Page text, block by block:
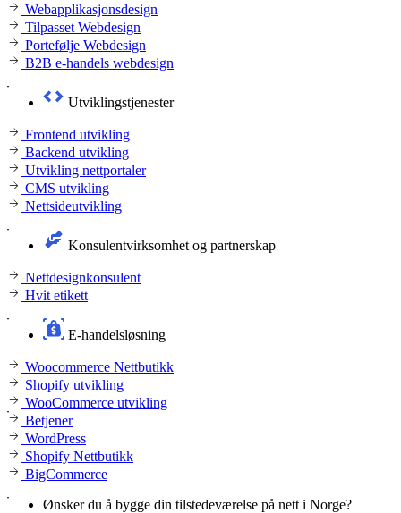
Webapplikasjonsdesign
Tilpasset Webdesign
Portefølje Webdesign
B2B e-handels webdesign
Utviklingstjenester
Frontend utvikling
Backend utvikling
Utvikling nettportaler
CMS utvikling
Nettsideutvikling
Konsulentvirksomhet og partnerskap
Nettdesignkonsulent
Hvit etikett
E-handelsløsning
Woocommerce Nettbutikk
Shopify utvikling
WooCommerce utvikling
Betjener
WordPress
Shopify Nettbutikk
BigCommerce
Ønsker du å bygge din tilstedeværelse på nett i Norge?